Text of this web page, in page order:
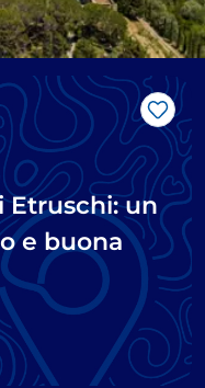
Like
Etruschi: un
e buona